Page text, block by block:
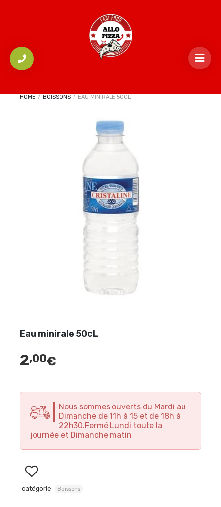
HOME / BOISSONS / EAU MINIRALE 50CL
Eau minirale 50cL
2,00€
Nous sommes ouverts du Mardi au
Dimanche de 11h à 15 et de 18h à
22h30.Fermé Lundi toute la
journée et Dimanche matin
catégorie Boissons